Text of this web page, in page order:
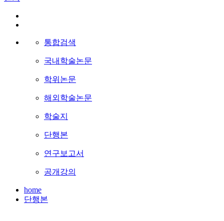
통합검색
국내학술논문
학위논문
해외학술논문
학술지
단행본
연구보고서
공개강의
home
단행본